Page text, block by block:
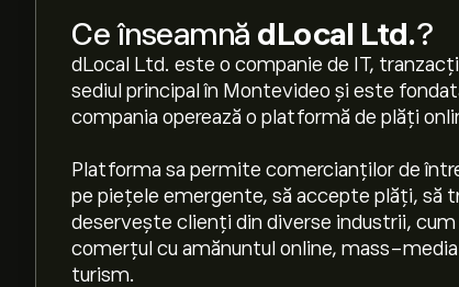
Ce înseamnă dLocal Ltd.?
dLocal Ltd. este o companie de IT,
sediul principal în Montevideo și este
compania operează o platformă de plăți
Platforma sa permite comercianților de
pe piețele emergente, să accepte plăți, să
deservește clienți din diverse industrii,
comerțul cu amănuntul online, mass-
turism.